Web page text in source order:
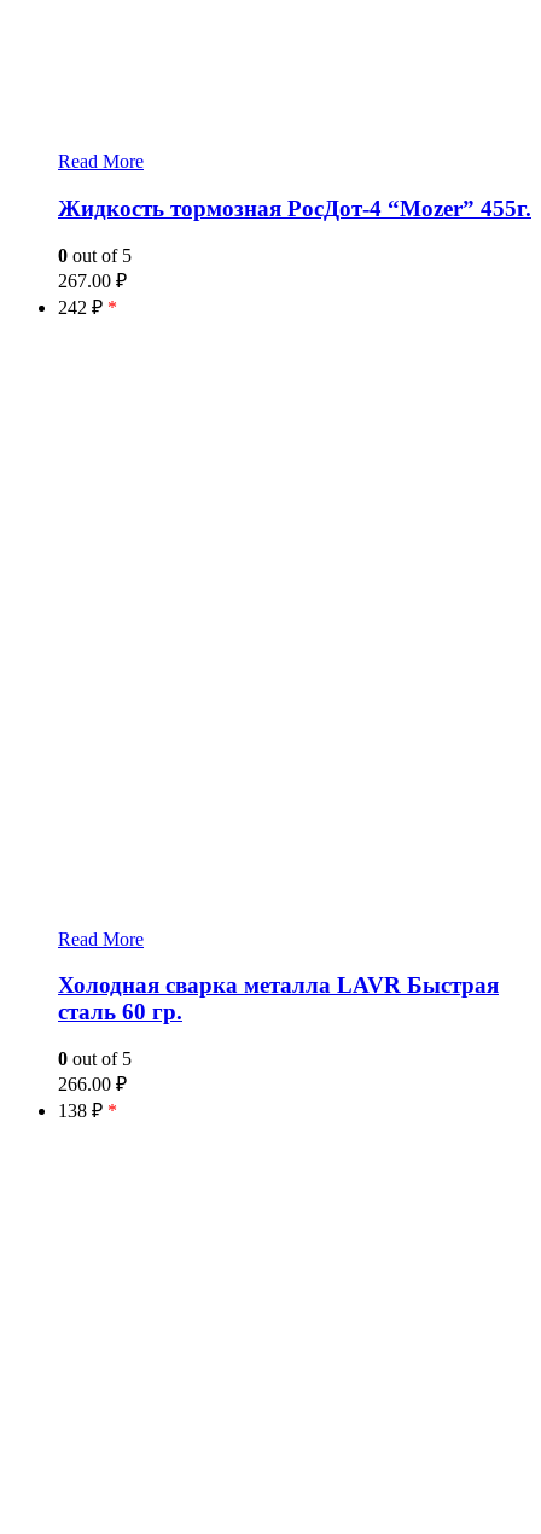
Read More
Жидкость тормозная РосДот-4 “Mozer” 455г.
0 out of 5
267.00 ₽
242 ₽ *
Read More
Холодная сварка металла LAVR Быстрая
сталь 60 гр.
0 out of 5
266.00 ₽
138 ₽ *